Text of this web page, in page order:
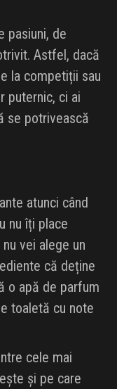
pasiuni, de
Astfel, dacă
la competiții sau
puternic, ci ai
se potrivească
atunci când
nu îți place
vei alege un
că deține
o apă de parfum
toaletă cu note
cele mai
și pe care